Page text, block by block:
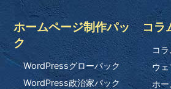
ホームページ制作パッ
ク
WordPressグローパック
WordPress政治家パック
コラ
コラ
ウ
ホー